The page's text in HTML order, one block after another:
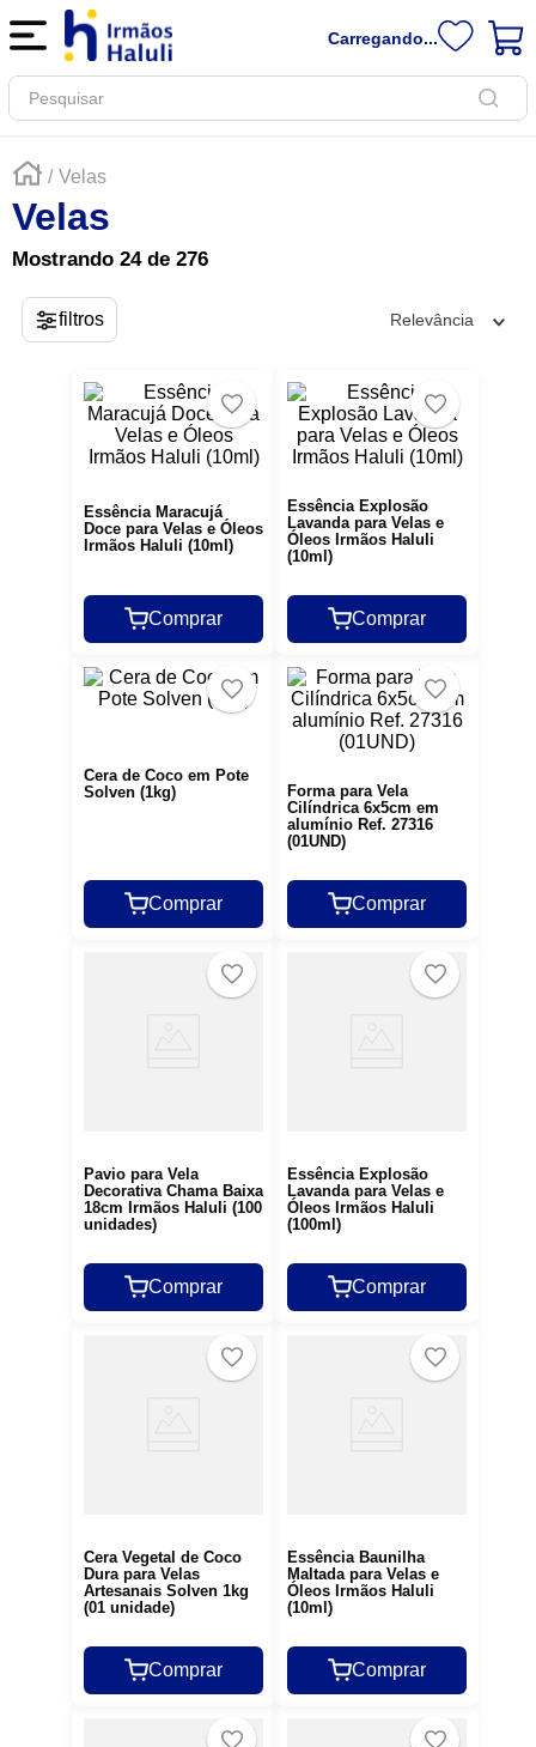
Carregando...
Pesquisar
Velas
Velas
Mostrando 24 de 276
Relevância
Essência Maracujá
Doce para Velas e Óleos
Irmãos Haluli (10ml)
Comprar
Essência Explosão
Lavanda para Velas e
Óleos Irmãos Haluli
(10ml)
Comprar
Cera de Coco em Pote
Solven (1kg)
Comprar
Forma para Vela
Cilíndrica 6x5cm em
alumínio Ref. 27316
(01UND)
Comprar
Pavio para Vela
Decorativa Chama Baixa
18cm Irmãos Haluli (100
unidades)
Comprar
Essência Explosão
Lavanda para Velas e
Óleos Irmãos Haluli
(100ml)
Comprar
Cera Vegetal de Coco
Dura para Velas
Artesanais Solven 1kg
(01 unidade)
Comprar
Essência Baunilha
Maltada para Velas e
Óleos Irmãos Haluli
(10ml)
Comprar